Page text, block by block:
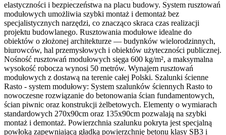
elastyczności i bezpieczeństwa na placu budowy. System rusztowań
modułowych umożliwia szybki montaż i demontaż bez
specjalistycznych narzędzi, co znacząco skraca czas realizacji
projektu budowlanego. Rusztowania modułowe idealne do
obiektów o złożonej architekturze — budynków wielorodzinnych,
biurowców, hal przemysłowych i obiektów użyteczności publicznej.
Nośność rusztowań modułowych sięga 600 kg/m², a maksymalna
wysokość robocza wynosi 50 metrów. Wynajem rusztowań
modułowych z dostawą na terenie całej Polski. Szalunki ścienne
Rasto - system modułowy: System szalunków ściennych Rasto to
nowoczesne rozwiązanie do betonowania ścian fundamentowych,
ścian piwnic oraz konstrukcji żelbetowych. Elementy o wymiarach
standardowych 270x90cm oraz 135x90cm pozwalają na szybki
montaż i demontaż. Powierzchnia szalunku pokryta jest specjalną
powłoką zapewniającą gładką powierzchnię betonu klasy SB3 i